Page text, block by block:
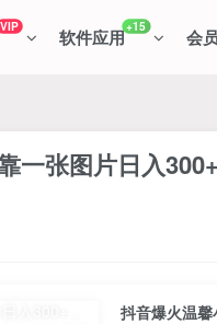
VIP 软件应用+15 会
一张图片日入
抖音爆火温